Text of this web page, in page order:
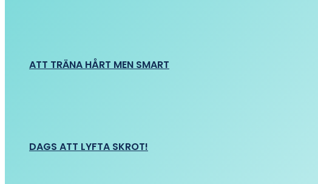
ATT TRÄNA HÅRT MEN SMART
DAGS ATT LYFTA SKROT!